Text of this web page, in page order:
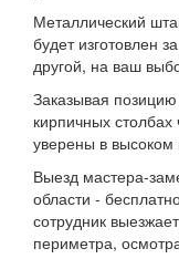
Металлический
будет изготовлен
другой, на ваш
Заказывая
кирпичных
уверены в высоком
Выезд мастера-
области -
сотрудник
периметра,